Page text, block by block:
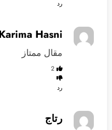
رد
Hasni
مقال ممتاز
2
رد
رتاج